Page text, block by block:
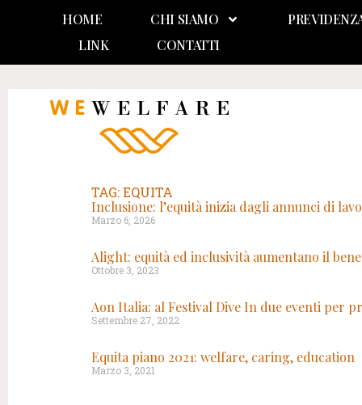
HOME CHI SIAMO
LINK
CONTATTI
TAG: EQUITA
Inclusione: l’equità inizia dagli annunci di
Marzo 6, 2026
Alight: equità ed inclusività aumentano il
Ottobre 3, 2023
Aon Italia: al Festival Dive In due eventi per
Settembre 27, 2022
Equita piano 2021: welfare, caring, education
Marzo 3, 2021